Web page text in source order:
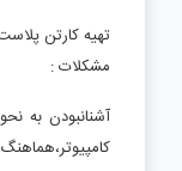
تهیه کارتن
مشکلات :
آشنانبودن به